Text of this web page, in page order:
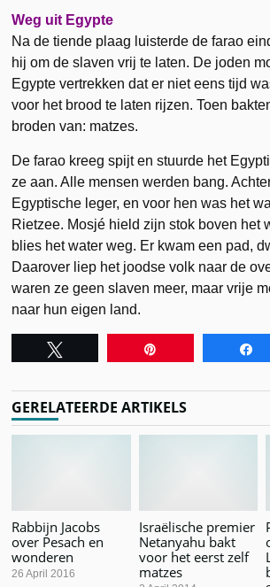
Weg uit Egypte
Na de tiende plaag luisterde de farao
hij om de slaven vrij te laten. De joden
Egypte vertrekken dat er niet eens tijd
voor het brood te laten rijzen. Toen
broden van: matzes.
De farao kreeg spijt en stuurde het
ze aan. Alle mensen werden bang.
Egyptische leger, en voor hen was het
Rietzee. Mosjé hield zijn stok boven het
blies het water weg. Er kwam een pad,
Daarover liep het joodse volk naar de
waren ze geen slaven meer, maar vrije
naar hun eigen land.
GERELATEERDE ARTIKELS
Rabbijn Jacobs
over Pesach en
wonderen
26 April 2016
Israëlische premier
Netanyahu bakt
voor het eerst zelf
matzes